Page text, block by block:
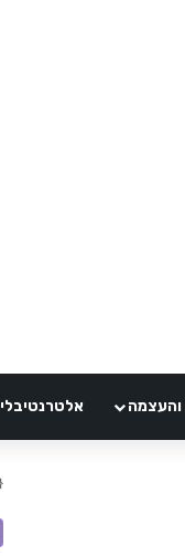
והעצמה אלטרנטיבלי VOD